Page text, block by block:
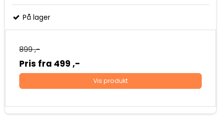
På lager
899 ,-
Pris fra 499 ,-
Vis produkt